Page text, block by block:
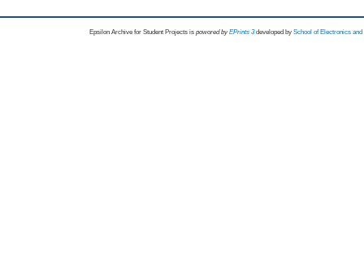
Epsilon Archive for Student Projects is powored byEPrints 3 developed by School of Electronics